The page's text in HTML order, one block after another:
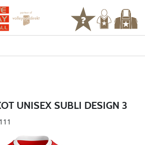
UNISEX SUBLI DESIGN 3